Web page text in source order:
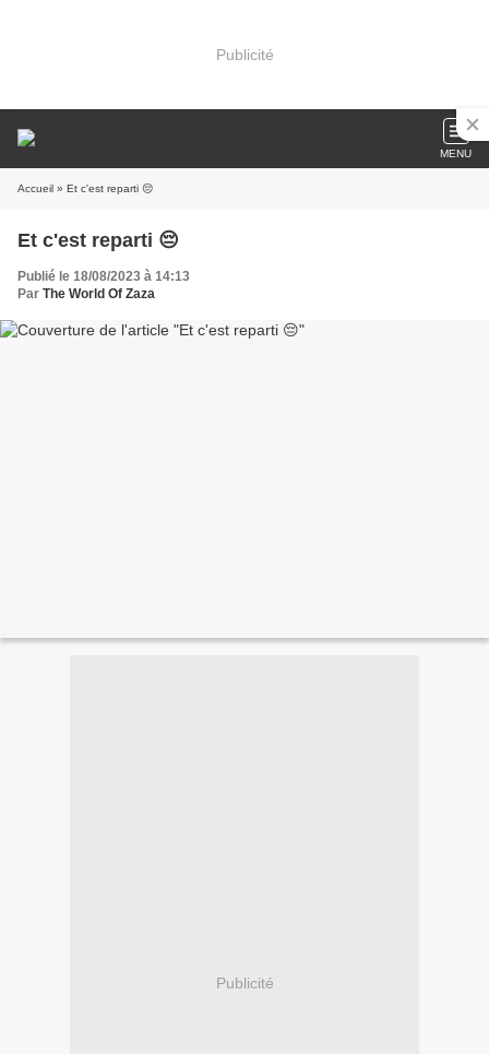
Publicité
MENU
Accueil » Et c'est reparti 😔
Et c'est reparti 😔
Publié le 18/08/2023 à 14:13
Par The World Of Zaza
Publicité